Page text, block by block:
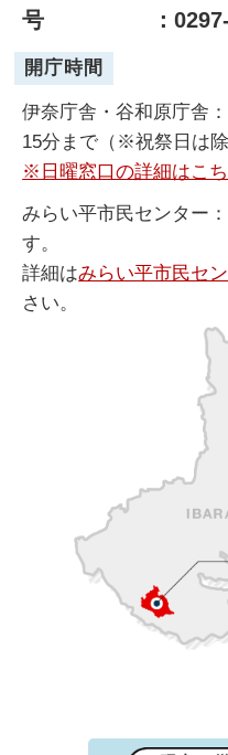
号
：
開庁時間
伊奈庁舎・谷和原庁舎
15分まで（※祝祭日は除
※日曜窓口の詳細はこち
みらい平市民センター
す。
詳細はみらい平市民セ
さい。